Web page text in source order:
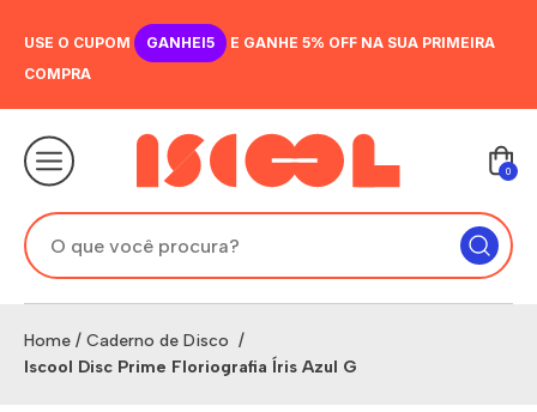
USE O CUPOM GANHEI5
E GANHE 5% OFF NA SUA PRIMEIRA
COMPRA
0
Home / Caderno de Disco /
Iscool Disc Prime Floriografia Íris Azul G